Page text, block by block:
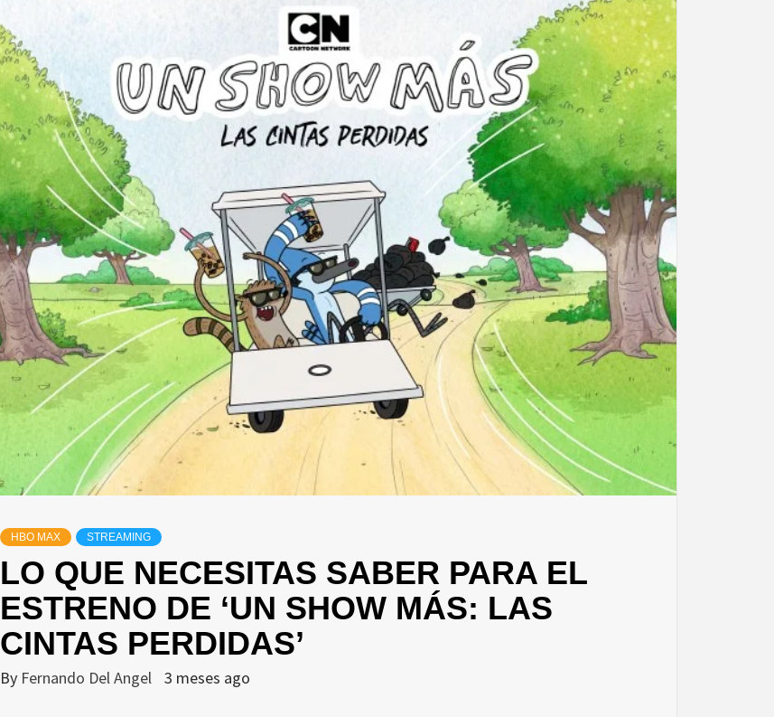
HBO MAX STREAMING
LO QUE NECESITAS SABER PARA EL
ESTRENO DE ‘UN SHOW MÁS: LAS
CINTAS PERDIDAS’
By Fernando Del Angel 3 meses ago